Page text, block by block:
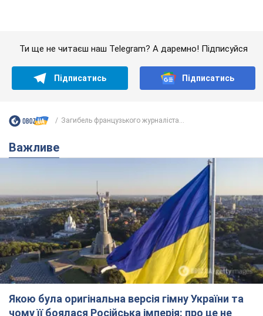
Якою була оригінальна версія гімну України та
чому її боялася Російська імперія: про це не
розповідають у школі
Державним символом є тільки перший куплет та приспів пісні
3 часа назад 13,0 т.
Олександру Пономарьову – 53: що
відомо про трьох дітей секс-
символа 90-х та який вигляд вони